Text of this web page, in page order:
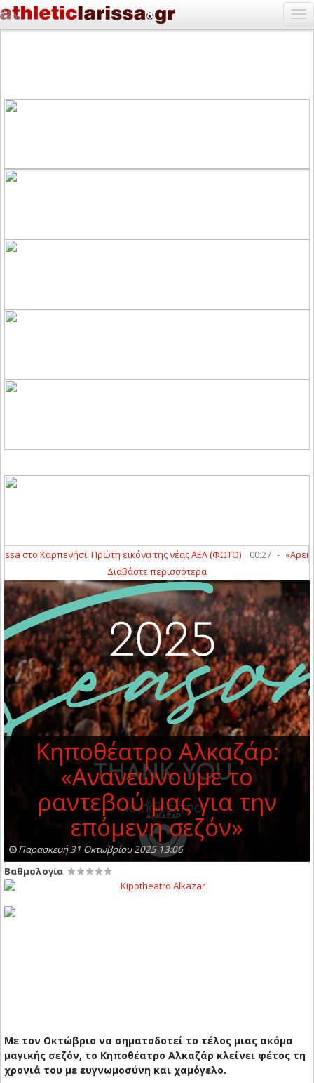
στο Καρπενήσι: Πρώτη εικόνα της νέας ΑΕΛ (ΦΩΤΟ) 00:27 -
Διαβάστε περισσότερα
Κηποθέατρο Αλκαζάρ:
«Ανανεώνουμε το
ραντεβού μας για την
επόμενη σεζόν»
Παρασκευή 31 Οκτωβρίου 2025 13:06
Βαθμολογία
Με τον Οκτώβριο να σηματοδοτεί το τέλος μιας ακόμα
μαγικής σεζόν, το Κηποθέατρο Αλκαζάρ κλείνει φέτος τη
χρονιά του με ευγνωμοσύνη και χαμόγελο.